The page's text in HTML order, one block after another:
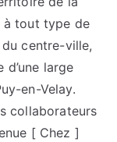
à tout type de
centre-ville,
d’une large
en-Velay.
collaborateurs
[ Chez ]